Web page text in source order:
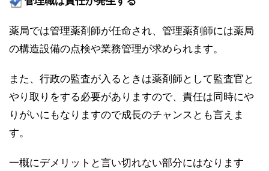
薬局では管理薬剤師が任命され、管理薬剤師には薬局
の構造設備の点検や業務管理が求められます。
また、行政の監査が入るときは薬剤師として監査官と
やり取りをする必要がありますので、責任は同時にや
りがいにもなりますので成長のチャンスとも言えま
す。
一概にデメリットと言い切れない部分にはなります